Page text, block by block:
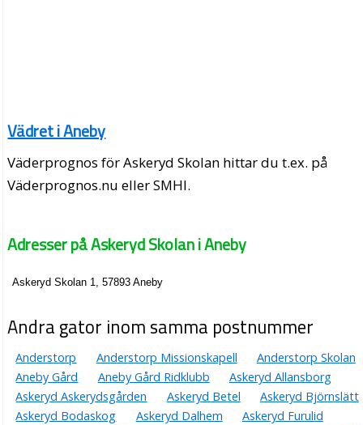
Vädret i Aneby
Väderprognos för Askeryd Skolan hittar du t.ex. på
Väderprognos.nu eller SMHI.
Adresser på Askeryd Skolan i Aneby
Askeryd Skolan 1, 57893 Aneby
Andra gator inom samma postnummer
Anderstorp Anderstorp Missionskapell
Anderstorp Skolan
Aneby Gård
Aneby Gård Ridklubb
Askeryd Allansborg
Askeryd Askerydsgården
Askeryd Betel
Askeryd Björnslätt
Askeryd Bodaskog
Askeryd Dalhem
Askeryd Furulid